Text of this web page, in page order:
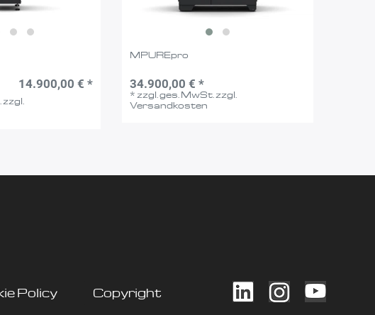
14.900,00 € *
zzgl.
MPUREpro
34.900,00 € *
* zzgl. ges. MwSt. zzgl.
Versandkosten
Policy Copyright